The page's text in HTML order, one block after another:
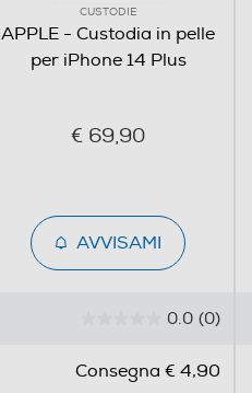
CUSTODIE
APPLE - Custodia in pelle
per iPhone 14 Plus
€ 69,90
AVVISAMI
0.0 (0)
Consegna € 4,90